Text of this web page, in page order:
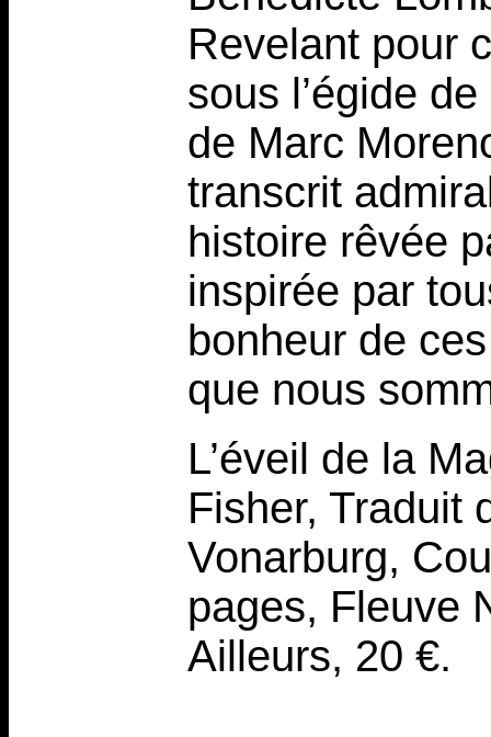
Revelant pour
sous l’égide
de Marc
transcrit
histoire rêvée
inspirée par
bonheur de
que nous
L’éveil de la
Fisher, Traduit
Vonarburg,
pages, Fleuve
Ailleurs, 20 €.